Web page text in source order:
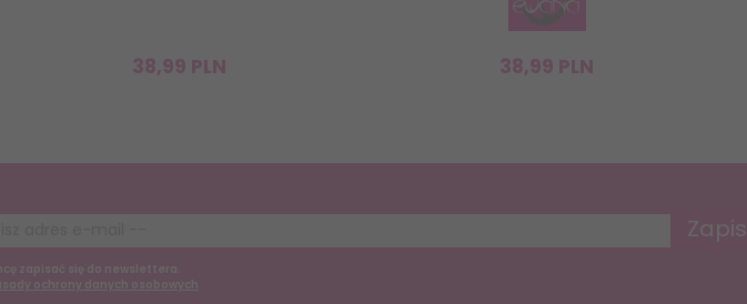
38,99 PLN 38,99 PLN
zapisać się do newslettera.
ochrony danych osobowych